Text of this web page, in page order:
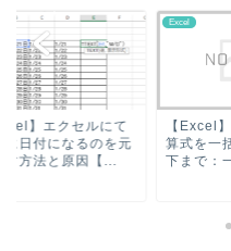
】エクセルにて
に日付になるのを元
す方法と原因【...
Excel
【Excel
算式を一
下まで：